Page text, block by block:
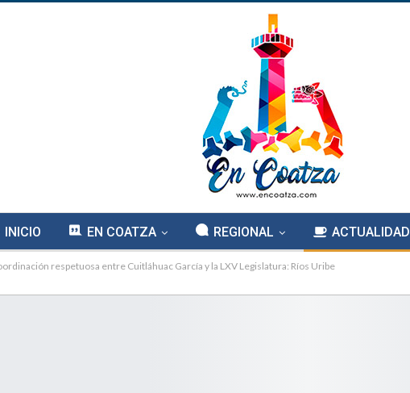
INICIO EN COATZA REGIONAL ACTUALIDAD
respetuosa entre Cuitláhuac García y la LXV Legislatura: Ríos Uribe